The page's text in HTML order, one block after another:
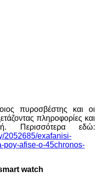
πυροσβέστης και οι
πληροφορίες και
Περισσότερα εδώ:
2052685/exafanisi-
poy-afise-o-45chronos-
watch